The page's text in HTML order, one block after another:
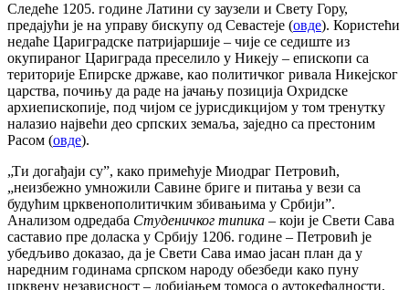
Следеће 1205. године Латини су заузели и Свету Гору,
предајући је на управу бискупу од Севастеје (овде). Користећи
недаће Цариградске патријаршије – чије се седиште из
окупираног Цариграда преселило у Никеју – епископи са
територије Епирске државе, као политичког ривала Никејског
царства, почињу да раде на јачању позиција Охридске
архиепископије, под чијом се јурисдикцијом у том тренутку
налазио највећи део српских земаља, заједно са престоним
Расом (овде).
„Ти догађаји су”, како примећује Миодраг Петровић,
„неизбежно умножили Савине бриге и питања у вези са
будућим црквенополитичким збивањима у Србији”.
Анализом одредаба Студеничког типика – који је Свети Сава
саставио пре доласка у Србију 1206. године – Петровић је
убедљиво доказао, да је Свети Сава имао јасан план да у
наредним годинама српском народу обезбеди како пуну
црквену независност – добијањем томоса о аутокефалности,